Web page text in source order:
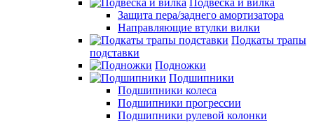
Подвеска и вилка
Защита пера/заднего амортизатора
Направляющие втулки вилки
Подкаты трапы
подставки
Подножки
Подшипники
Подшипники колеса
Подшипники прогрессии
Подшипники рулевой колонки